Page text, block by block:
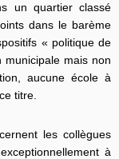
un quartier classé
dans le barème
« politique de
municipale mais non
aucune école à
titre.
les collègues
à